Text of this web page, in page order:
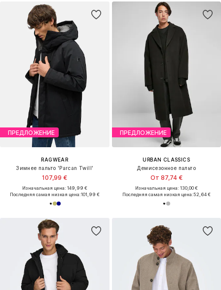
ПРЕДЛОЖЕНИЕ
RAGWEAR
Зимнее пальто 'Parcan Twill'
107,99 €
Изначальная цена: 149,99 €
Последняя самая низкая цена:101,99 €
ПРЕДЛОЖЕНИЕ
URBAN CLASSICS
Демисезонное пальто
От 87,74 €
Изначальная цена: 130,00 €
Последняя самая низкая цена:52,64 €